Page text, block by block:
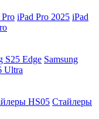
Pro iPad Pro 2025 iPad
S25 Edge Samsung
Ultra
HS05 Стайлеры